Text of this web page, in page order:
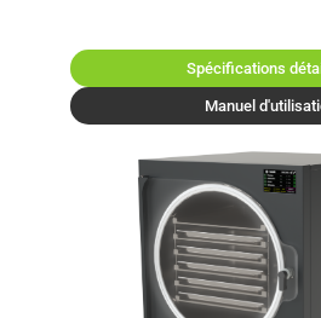
Spécifications
Manuel